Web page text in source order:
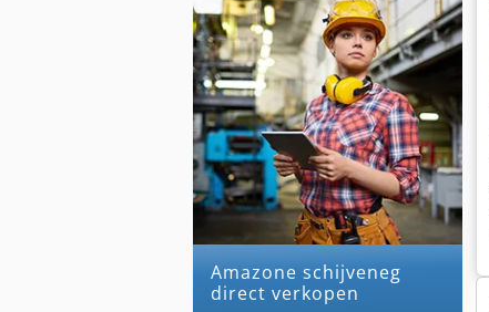
amazone schijveneg
direct verkopen